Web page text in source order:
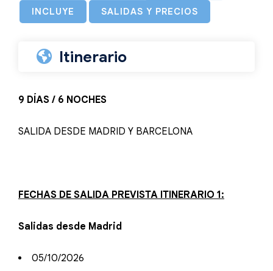
INCLUYE SALIDAS Y PRECIOS
Itinerario
9 DÍAS / 6 NOCHES
SALIDA DESDE MADRID Y BARCELONA
FECHAS DE SALIDA PREVISTA ITINERARIO 1:
Salidas desde Madrid
05/10/2026